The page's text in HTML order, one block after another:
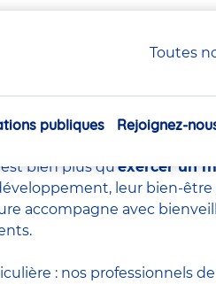
Toutes
Navigation
publiques Rejoignez-
essentiel
bien plus qu’exercer un
leur bien-
accompagne avec
: nos professionnels